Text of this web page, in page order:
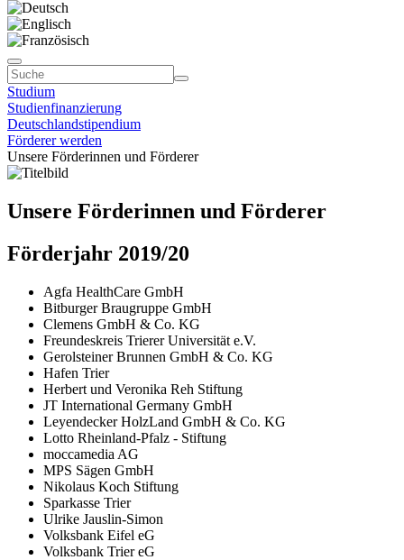
Studium
Studienfinanzierung
Deutschlandstipendium
Förderer werden
Unsere Förderinnen und Förderer
Unsere Förderinnen und Förderer
Förderjahr 2019/20
Agfa HealthCare GmbH
Bitburger Braugruppe GmbH
Clemens GmbH & Co. KG
Freundeskreis Trierer Universität e.V.
Gerolsteiner Brunnen GmbH & Co. KG
Hafen Trier
Herbert und Veronika Reh Stiftung
JT International Germany GmbH
Leyendecker HolzLand GmbH & Co. KG
Lotto Rheinland-Pfalz - Stiftung
moccamedia AG
MPS Sägen GmbH
Nikolaus Koch Stiftung
Sparkasse Trier
Ulrike Jauslin-Simon
Volksbank Eifel eG
Volksbank Trier eG